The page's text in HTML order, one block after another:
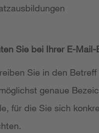
Sie bei Ihrer E-Mail-
Sie in den
genaue
für die Sie sich